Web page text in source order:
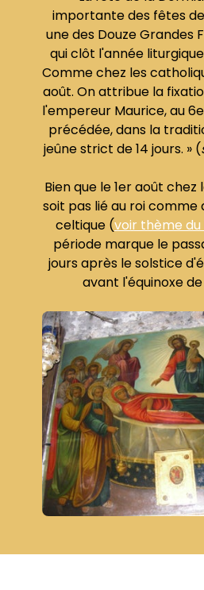
importante des fêtes
une des Douze Grandes
qui clôt l'année
Comme chez les
août. On attribue la
l'empereur Maurice, au
précédée, dans la
jeûne strict de 14 jours. » (
Bien que le 1er août
soit pas lié au roi comme
celtique (voir thème du
période marque le
jours après le solstice
avant l'équinoxe